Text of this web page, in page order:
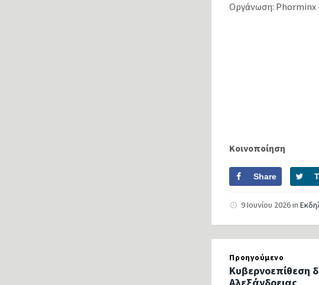
Οργάνωση: Phorminx
Κοινοποίηση
Share
9 Ιουνίου 2026in
Προηγούμενο
Κυβερνοεπίθεση
Αλεξάνδρειας